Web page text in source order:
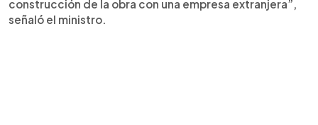
construcción de la obra con una empresa extranjera”,
señaló el ministro.